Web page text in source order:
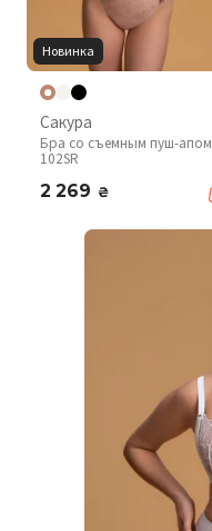
Новинка
Сакура
Бра со съемным пуш-апом
102SR
2 269 ₴